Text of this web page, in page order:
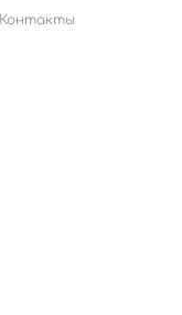
Контакты